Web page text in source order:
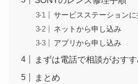
サービスステーション
ネットから申し込み
アプリから申し込み
まずは電話で相談がおす
まとめ